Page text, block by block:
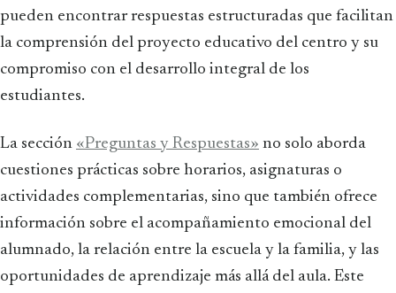
pueden encontrar respuestas estructuradas que facilitan
la comprensión del proyecto educativo del centro y su
compromiso con el desarrollo integral de los
estudiantes.
La sección «Preguntas y Respuestas» no solo aborda
cuestiones prácticas sobre horarios, asignaturas o
actividades complementarias, sino que también ofrece
información sobre el acompañamiento emocional del
alumnado, la relación entre la escuela y la familia, y las
oportunidades de aprendizaje más allá del aula. Este